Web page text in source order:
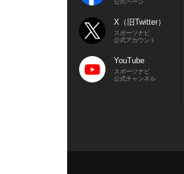
公式ページ
X（旧Twitter）
スポーツナビ
公式アカウント
YouTube
スポーツナビ
公式チャンネル